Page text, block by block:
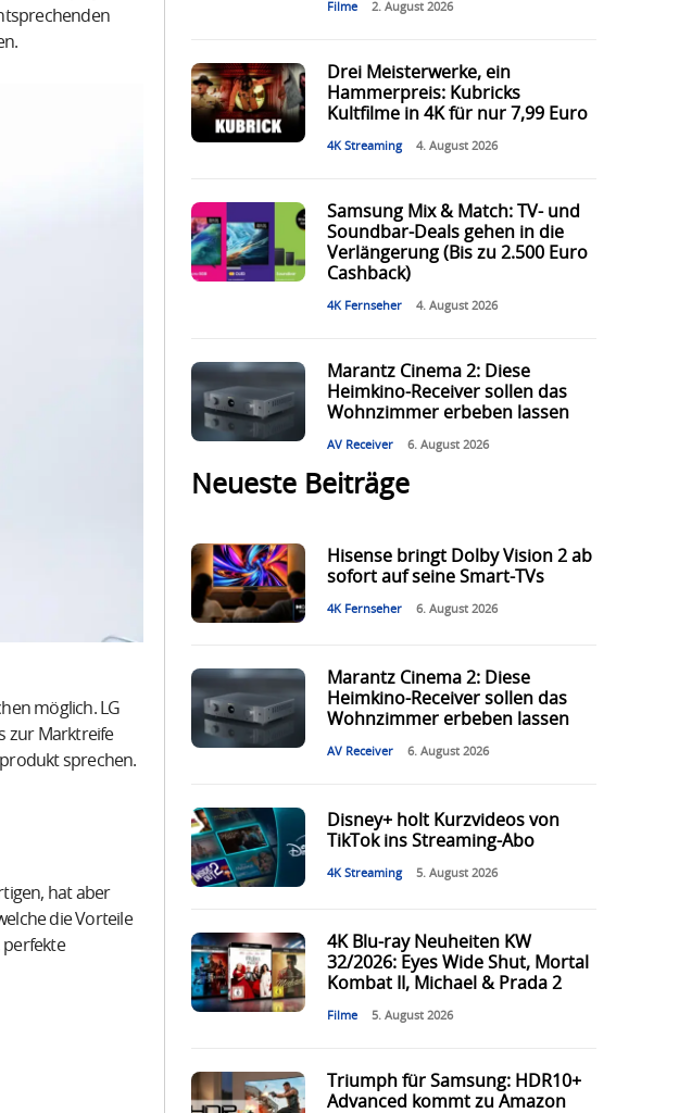
möglich. LG
zur Marktreife
sprechen.
hat aber
die Vorteile
perfekte
Filme 2. August 2026
Drei Meisterwerke, ein
Hammerpreis: Kubricks
Kultfilme in 4K für nur 7,99 Euro
4K Streaming 4. August 2026
Samsung Mix & Match: TV- und
Soundbar-Deals gehen in die
Verlängerung (Bis zu 2.500 Euro
Cashback)
4K Fernseher 4. August 2026
Marantz Cinema 2: Diese
Heimkino-Receiver sollen das
Wohnzimmer erbeben lassen
AV Receiver 6. August 2026
Neueste Beiträge
Hisense bringt Dolby Vision 2 ab
sofort auf seine Smart-TVs
4K Fernseher 6. August 2026
Marantz Cinema 2: Diese
Heimkino-Receiver sollen das
Wohnzimmer erbeben lassen
AV Receiver 6. August 2026
Disney+ holt Kurzvideos von
TikTok ins Streaming-Abo
4K Streaming 5. August 2026
4K Blu-ray Neuheiten KW
32/2026: Eyes Wide Shut, Mortal
Kombat II, Michael & Prada 2
Filme 5. August 2026
Triumph für Samsung: HDR10+
Advanced kommt zu Amazon